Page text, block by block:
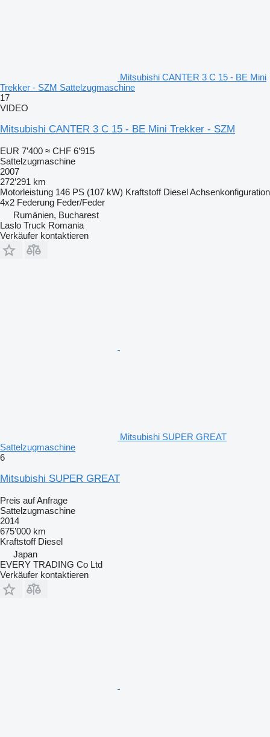
Mitsubishi CANTER 3 C 15 - BE Mini
Trekker - SZM Sattelzugmaschine
17
VIDEO
Mitsubishi CANTER 3 C 15 - BE Mini Trekker - SZM
EUR 7’400 ≈ CHF 6’915
Sattelzugmaschine
2007
272’291 km
Motorleistung 146 PS (107 kW) Kraftstoff DieselAchsenkonfiguration
4x2 Federung Feder/Feder
Rumänien, Bucharest
Laslo Truck Romania
Verkäufer kontaktieren
Mitsubishi SUPER GREAT
Sattelzugmaschine
6
Mitsubishi SUPER GREAT
Preis auf Anfrage
Sattelzugmaschine
2014
675’000 km
Kraftstoff Diesel
Japan
EVERY TRADING Co Ltd
Verkäufer kontaktieren